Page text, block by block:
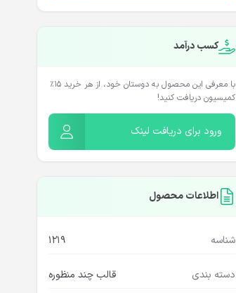
کسب درآمد
با معرفی این محصول به دوستان خود، از هر خرید ۱۵٪
کمیسیون دریافت کنید!
ورود برای دریافت لینک
اطلاعات محصول
شناسه 1219
دسته بندی قالب چند منظوره